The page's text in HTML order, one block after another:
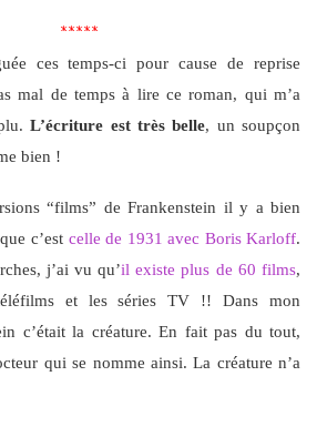
*****
ces temps-ci pour cause de reprise
mal de temps à lire ce roman, qui m’a
L’écriture est très belle, un soupçon
bien !
“films” de Frankenstein il y a bien
c’est celle de 1931 avec Boris Karloff.
j’ai vu qu’il existe plus de 60 films,
et les séries TV !! Dans mon
c’était la créature. En fait pas du tout,
qui se nomme ainsi. La créature n’a